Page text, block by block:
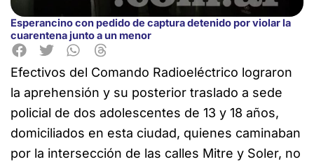
Esperancino con pedido de captura detenido por violar la
cuarentena junto a un menor
Efectivos del Comando Radioeléctrico lograron
la aprehensión y su posterior traslado a sede
policial de dos adolescentes de 13 y 18 años,
domiciliados en esta ciudad, quienes caminaban
por la intersección de las calles Mitre y Soler, no